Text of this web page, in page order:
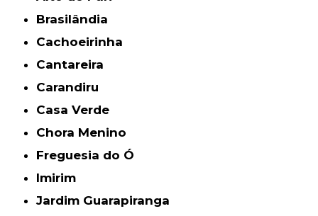
Brasilândia
Cachoeirinha
Cantareira
Carandiru
Casa Verde
Chora Menino
Freguesia do Ó
Imirim
Jardim Guarapiranga